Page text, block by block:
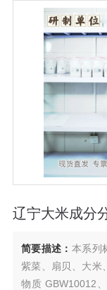
辽宁大米成分
简要描述： 本系列
紫菜、扇贝、大米
物质 GBW10012